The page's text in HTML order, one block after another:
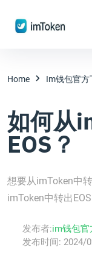
Home Im钱包官方
如何从
EOS？
想要从imToken中
imToken中转出
发布者:im钱包官
发布时间: 2024/